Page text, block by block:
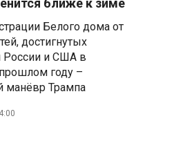
Алжира готовится
в Беларусь — МИД
Курской области,
ближе к зиме
Белого дома от
достигнутых
России и США в
году –
Трампа